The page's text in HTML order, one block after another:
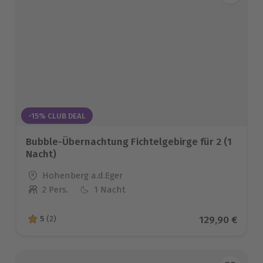
-15% CLUB DEAL
Bubble-Übernachtung Fichtelgebirge für 2 (1
Nacht)
Standort
Hohenberg a.d.Eger
Anzahl der Teilnehmer
2 Pers. 1 Nacht
5 von 5 Sternen basierend auf 2 Bewertungen
5 (2) Aktueller
129,90 €